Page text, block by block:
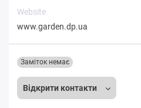
Website
www.garden.dp.ua
Відкрити контакти
Заміток немає